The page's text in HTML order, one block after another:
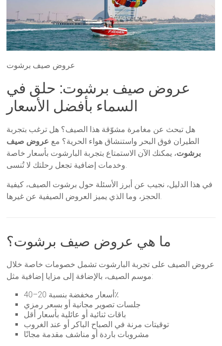
عروض صيف برشوت
عروض صيف برشوت: حلق في
السماء بأفضل الأسعار
هل تبحث عن مغامرة مشوّقة هذا الصيف؟ هل ترغب بتجربة
الطيران فوق البحر واستنشاق هواء الحرية؟ مع عروض صيف
برشوت، يمكنك الآن الاستمتاع بتجربة البارشوت بأسعار خاصة
وخدمات إضافية تجعل رحلتك لا تُنسى.
في هذا الدليل، نجيب عن أبرز الأسئلة حول برشوت الصيف، كيفية
الحجز، وما الذي يميز العروض الصيفية عن غيرها.
ما هي عروض صيف برشوت؟
عروض الصيف على تجربة البارشوت تشمل خصومات خاصة خلال
موسم الصيف، بالإضافة إلى مزايا إضافية مثل:
أسعار مخفضة بنسبة 20–40٪
جلسات تصوير مجانية أو بسعر رمزي
باقات ثنائية أو عائلية بأسعار أقل
توقيتات مرنة في الصباح الباكر أو عند الغروب
مشروبات باردة أو مناشف مقدمة مجانًا